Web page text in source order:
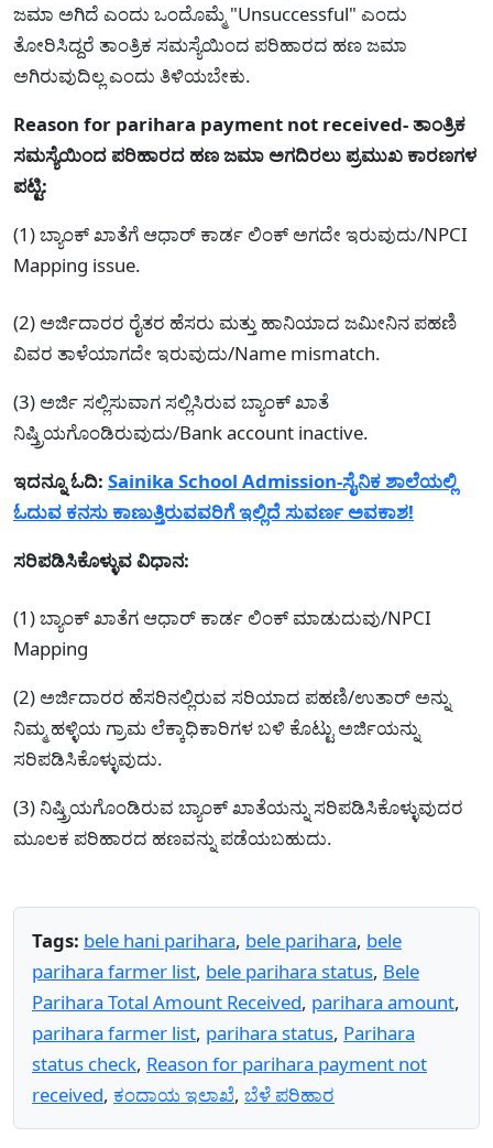
ಜಮಾ ಅಗಿದೆ ಎಂದು ಒಂದೊಮ್ಮೆ "Unsuccessful" ಎಂದು
ತೋರಿಸಿದ್ದರೆ ತಾಂತ್ರಿಕ ಸಮಸ್ಯೆಯಿಂದ ಪರಿಹಾರದ ಹಣ ಜಮಾ
ಅಗಿರುವುದಿಲ್ಲ ಎಂದು ತಿಳಿಯಬೇಕು.
Reason for parihara payment not received- ತಾಂತ್ರಿಕ
ಸಮಸ್ಯೆಯಿಂದ ಪರಿಹಾರದ ಹಣ ಜಮಾ ಅಗದಿರಲು ಪ್ರಮುಖ ಕಾರಣಗಳ
ಪಟ್ಟಿ:
(1) ಬ್ಯಾಂಕ್ ಖಾತೆಗೆ ಆಧಾರ್ ಕಾರ್ಡ ಲಿಂಕ್ ಅಗದೇ ಇರುವುದು/NPCI
Mapping issue.
(2) ಅರ್ಜಿದಾರರ ರೈತರ ಹೆಸರು ಮತ್ತು ಹಾನಿಯಾದ ಜಮೀನಿನ ಪಹಣಿ
ವಿವರ ತಾಳೆಯಾಗದೇ ಇರುವುದು/Name mismatch.
(3) ಅರ್ಜಿ ಸಲ್ಲಿಸುವಾಗ ಸಲ್ಲಿಸಿರುವ ಬ್ಯಾಂಕ್ ಖಾತೆ
ನಿಷ್ತ್ರಿಯಗೊಂಡಿರುವುದು/Bank account inactive.
ಇದನ್ನೂ ಓದಿ: Sainika School Admission-ಸೈನಿಕ ಶಾಲೆಯಲ್ಲಿ
ಓದುವ ಕನಸು ಕಾಣುತ್ತಿರುವವರಿಗೆ ಇಲ್ಲಿದೆ ಸುವರ್ಣ ಅವಕಾಶ!
ಸರಿಪಡಿಸಿಕೊಳ್ಳುವ ವಿಧಾನ:
(1) ಬ್ಯಾಂಕ್ ಖಾತೆಗ ಆಧಾರ್ ಕಾರ್ಡ ಲಿಂಕ್ ಮಾಡುದುವು/NPCI
Mapping
(2) ಅರ್ಜಿದಾರರ ಹೆಸರಿನಲ್ಲಿರುವ ಸರಿಯಾದ ಪಹಣಿ/ಉತಾರ್ ಅನ್ನು
ನಿಮ್ಮ ಹಳ್ಳಿಯ ಗ್ರಾಮ ಲೆಕ್ಕಾಧಿಕಾರಿಗಳ ಬಳಿ ಕೊಟ್ಟು ಅರ್ಜಿಯನ್ನು
ಸರಿಪಡಿಸಿಕೊಳ್ಳುವುದು.
(3) ನಿಷ್ತ್ರಿಯಗೊಂಡಿರುವ ಬ್ಯಾಂಕ್ ಖಾತೆಯನ್ನು ಸರಿಪಡಿಸಿಕೊಳ್ಳುವುದರ
ಮೂಲಕ ಪರಿಹಾರದ ಹಣವನ್ನು ಪಡೆಯಬಹುದು.
Tags: bele hani parihara, bele parihara, bele
parihara farmer list, bele parihara status, Bele
Parihara Total Amount Received, parihara amount,
parihara farmer list, parihara status, Parihara
status check, Reason for parihara payment not
received, ಕಂದಾಯ ಇಲಾಖೆ, ಬೆಳೆ ಪರಿಹಾರ